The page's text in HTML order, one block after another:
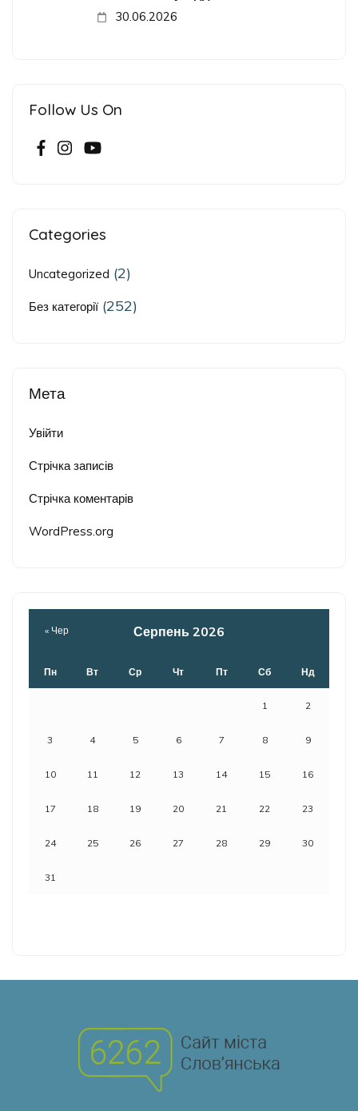
30.06.2026
Follow Us On
Categories
Uncategorized (2)
Без категорії (252)
Мета
Увійти
Стрічка записів
Стрічка коментарів
WordPress.org
Серпень 2026
Пн Вт Ср Чт Пт Сб Нд
1 2
3 4 5 6 7 8 9
10 11 12 13 14 15 16
17 18 19 20 21 22 23
24 25 26 27 28 29 30
31
« Чер